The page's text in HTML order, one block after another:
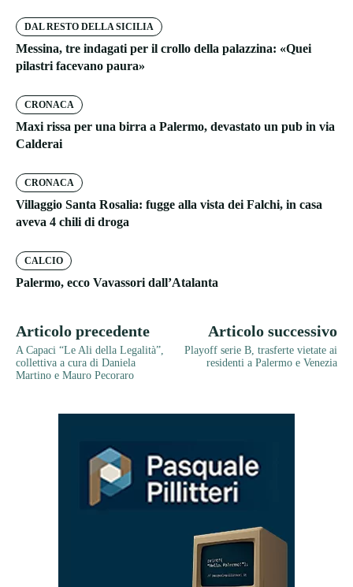
DAL RESTO DELLA SICILIA
Messina, tre indagati per il crollo della palazzina: «Quei
pilastri facevano paura»
CRONACA
Maxi rissa per una birra a Palermo, devastato un pub in via
Calderai
CRONACA
Villaggio Santa Rosalia: fugge alla vista dei Falchi, in casa
aveva 4 chili di droga
CALCIO
Palermo, ecco Vavassori dall’Atalanta
Articolo precedente
A Capaci “Le Ali della Legalità”,
collettiva a cura di Daniela
Martino e Mauro Pecoraro
Articolo successivo
Playoff serie B, trasferte vietate ai
residenti a Palermo e Venezia